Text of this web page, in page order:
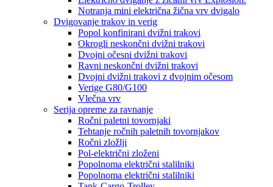
Notranja mini električna žična vrv dvigalo
Dvigovanje trakov in verig
Popol konfinirani dvižni trakovi
Okrogli neskončni dvižni trakovi
Dvojni očesni dvižni trakovi
Ravni neskončni dvižni trakovi
Dvojni dvižni trakovi z dvojnim očesom
Verige G80/G100
Vlečna vrv
Serija opreme za ravnanje
Ročni paletni tovornjaki
Tehtanje ročnih paletnih tovornjakov
Ročni zložlji
Pol-električni zloženi
Popolnoma električni stalilniki
Popolnoma električni stalilniki